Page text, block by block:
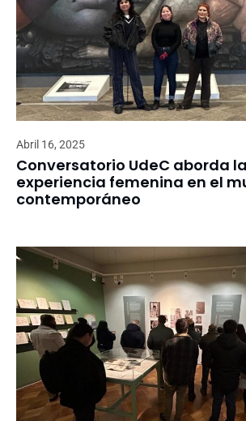
Abril 16, 2025
Conversatorio UdeC aborda
experiencia femenina en el
contemporáneo